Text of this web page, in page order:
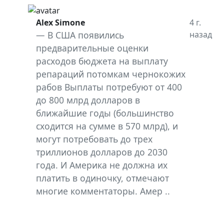
Alex Simone
В США появились
предварительные оценки
расходов бюджета на выплату
репараций потомкам чернокожих
рабов Выплаты потребуют от 400
до 800 млрд долларов в
ближайшие годы (большинство
сходится на сумме в 570 млрд), и
могут потребовать до трех
триллионов долларов до 2030
года. И Америка не должна их
платить в одиночку, отмечают
многие комментаторы. Амер ..
4 г.
назад